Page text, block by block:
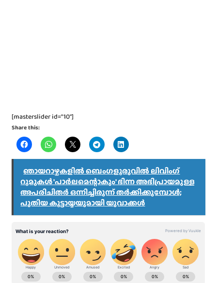
[masterslider id="10"]
Share this:
ഞായറാഴ്ചകളിൽ ബെംഗളൂരുവിൽ ലിവിംഗ്
റൂമുകൾ 'പാർലമെന്റാകും' ഭിന്ന അഭിപ്രായമുള്ള
അപരിചിതർ ഒന്നിച്ചിരുന്ന് തർക്കിക്കുമ്പോൾ;
പുതിയ കൂട്ടായ്മയുമായി യുവാക്കൾ